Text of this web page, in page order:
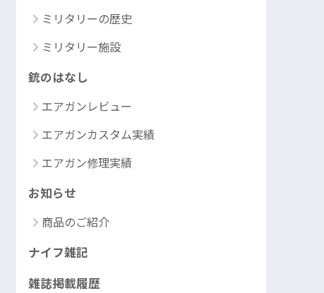
ミリタリーの歴史
ミリタリー施設
銃のはなし
エアガンレビュー
エアガンカスタム実績
エアガン修理実績
お知らせ
商品のご紹介
ナイフ雑記
雑誌掲載履歴